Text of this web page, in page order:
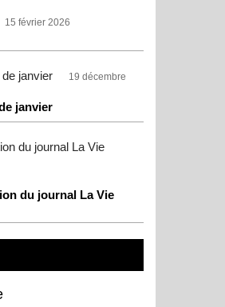
15 février 2026
19 décembre
janvier
du journal La Vie